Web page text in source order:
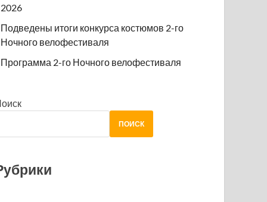
2026
Подведены итоги конкурса костюмов 2-го
Ночного велофестиваля
Программа 2-го Ночного велофестиваля
ПОИСК